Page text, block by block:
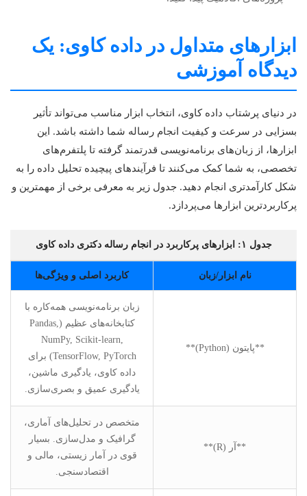
ابزارهای متداول در داده کاوی: یک
دیدگاه آموزشی
در دنیای پرشتاب داده کاوی، انتخاب ابزار مناسب می‌تواند تأثیر
بسزایی در سرعت و کیفیت انجام رساله شما داشته باشد. این
ابزارها، از زبان‌های برنامه‌نویسی قدرتمند گرفته تا پلتفرم‌های
تخصصی، به شما کمک می‌کنند تا فرآیندهای پیچیده تحلیل داده را به
شکل کارآمدتری انجام دهید. جدول زیر به معرفی برخی از مهمترین و
پرکاربردترین ابزارها می‌پردازد.
جدول ۱: ابزارهای پرکاربرد در انجام رساله دکتری داده کاوی
نام ابزار/زبان کاربرد اصلی و ویژگی‌ها
**پایتون (Python)**
زبان برنامه‌نویسی همه‌کاره با
کتابخانه‌های عظیم (Pandas,
NumPy, Scikit-learn,
TensorFlow, PyTorch) برای
داده کاوی، یادگیری ماشین،
یادگیری عمیق و بصری‌سازی.
**آر (R)**
متخصص در تحلیل‌های آماری،
گرافیک و مدل‌سازی. بسیار
قوی در آمار زیستی، مالی و
اقتصادسنجی.